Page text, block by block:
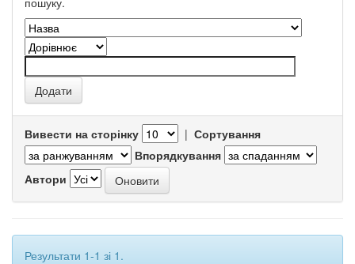
Вивести на сторінку | Сортування
Впорядкування
Автори
Результати 1-1 зі 1.